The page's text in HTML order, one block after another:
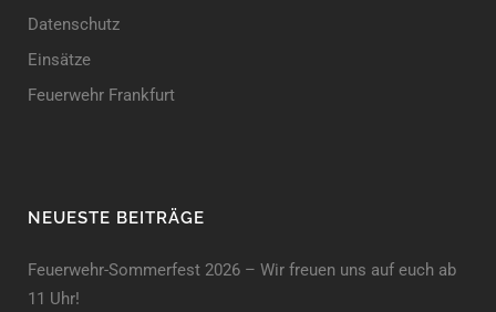
Datenschutz
Einsätze
Feuerwehr Frankfurt
NEUESTE BEITRÄGE
Feuerwehr-Sommerfest 2026 – Wir freuen uns auf euch ab
11 Uhr!